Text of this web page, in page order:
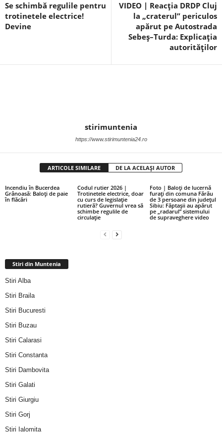
Se schimbă regulile pentru
trotinetele electrice!
Devine
VIDEO | Reacția DRDP Cluj
la „craterul” periculos
apărut pe Autostrada
Sebeș–Turda: Explicația
autorităților
stirimuntenia
https://www.stirimuntenia24.ro
ARTICOLE SIMILARE DE LA ACELAȘI AUTOR
Incendiu în Bucerdea
Grânoasă: Baloți de paie
în flăcări
Codul rutier 2026 |
Trotinetele electrice, doar
cu curs de legislație
rutieră? Guvernul vrea să
schimbe regulile de
circulație
Foto | Baloți de lucernă
furați din comuna Fărău
de 3 persoane din județul
Sibiu: Făptașii au apărut
pe „radarul” sistemului
de supraveghere video
Stiri din Muntenia
Stiri Alba
Stiri Braila
Stiri Bucuresti
Stiri Buzau
Stiri Calarasi
Stiri Constanta
Stiri Dambovita
Stiri Galati
Stiri Giurgiu
Stiri Gorj
Stiri Ialomita